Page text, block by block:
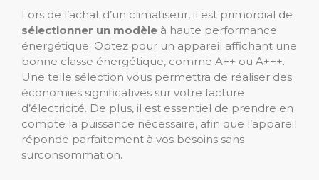
Lors de l’achat d’un climatiseur, il est primordial de
sélectionner un modèle à haute performance
énergétique. Optez pour un appareil affichant une
bonne classe énergétique, comme A++ ou A+++.
Une telle sélection vous permettra de réaliser des
économies significatives sur votre facture
d’électricité. De plus, il est essentiel de prendre en
compte la puissance nécessaire, afin que l’appareil
réponde parfaitement à vos besoins sans
surconsommation.